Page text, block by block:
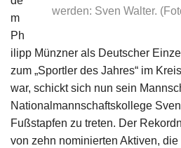
werden: Sven Walter.
m
Ph
ilipp Münzner als Deutscher
zum „Sportler des Jahres“ im
war, schickt sich nun sein
Nationalmannschaftskollege
Fußstapfen zu treten. Der
von zehn nominierten Aktiven,